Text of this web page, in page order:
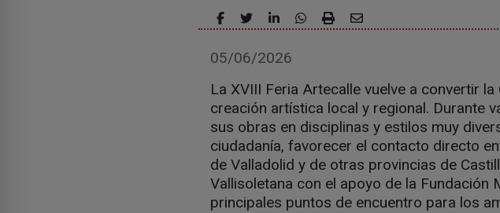
05/06/2026
La XVIII Feria Artecalle vuelve a convertir
creación artística local y regional. Durante
sus obras en disciplinas y estilos muy
ciudadanía, favorecer el contacto directo
de Valladolid y de otras provincias de
Vallisoletana con el apoyo de la
principales puntos de encuentro para los